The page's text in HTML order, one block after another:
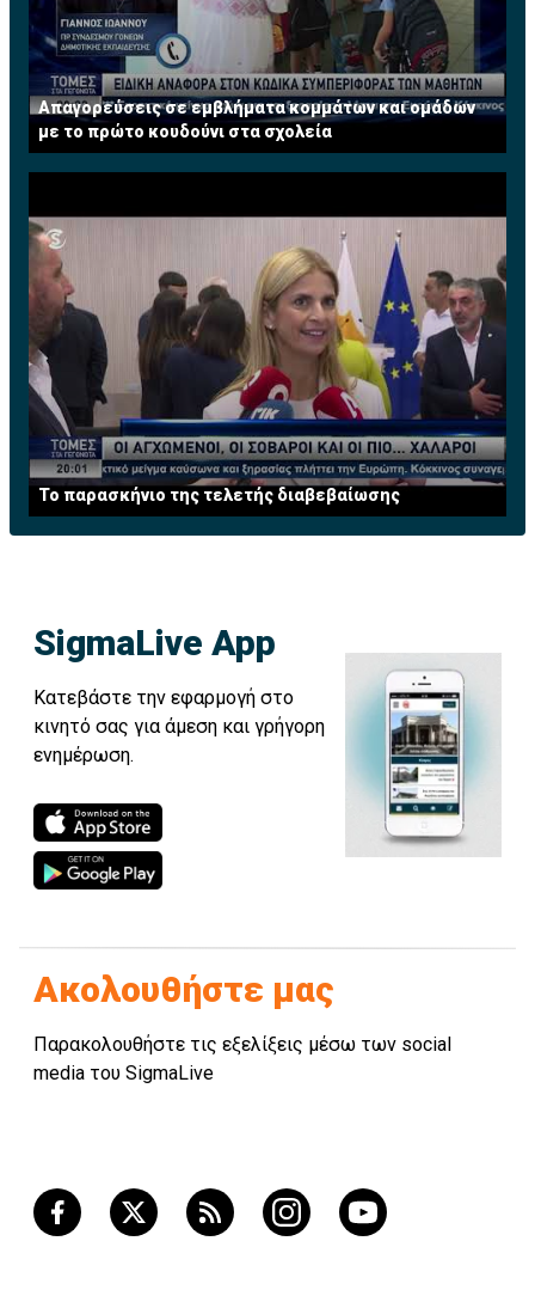
Απαγορεύσεις σε εμβλήματα κομμάτων και ομάδων
με το πρώτο κουδούνι στα σχολεία
Το παρασκήνιο της τελετής διαβεβαίωσης
SigmaLive App
Κατεβάστε την εφαρμογή στο
κινητό σας για άμεση και γρήγορη
ενημέρωση.
Ακολουθήστε μας
Παρακολουθήστε τις εξελίξεις μέσω των social
media του SigmaLive